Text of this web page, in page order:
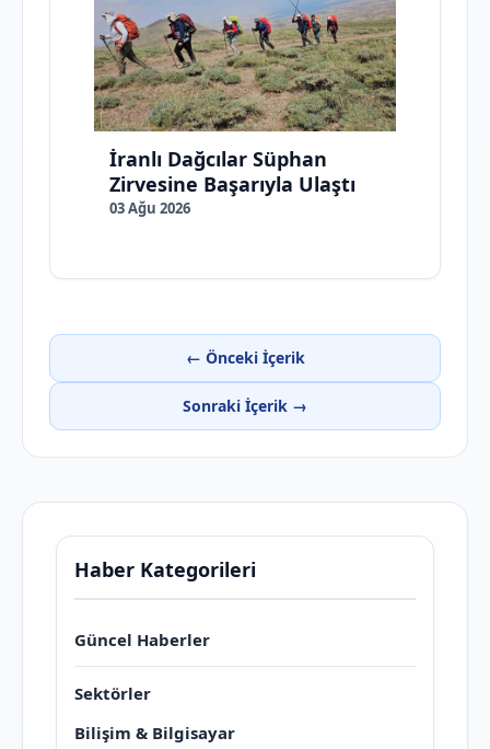
İranlı Dağcılar Süphan
Zirvesine Başarıyla Ulaştı
03 Ağu 2026
← Önceki İçerik
Sonraki İçerik →
Haber Kategorileri
Güncel Haberler
Sektörler
Bilişim & Bilgisayar